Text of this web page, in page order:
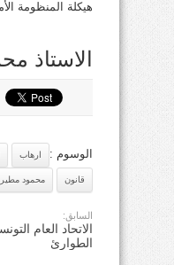
هيكلة المنظومة
الاستاذ
الوسوم : ارهاب
قانون محمود مطير
السابق:
الاتحاد العام
الطوارئ